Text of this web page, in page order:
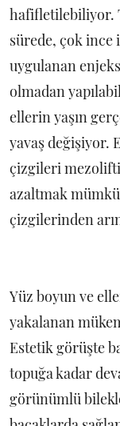
hafifletilebiliyor.
sürede, çok ince
uygulanan
olmadan
ellerin yaşın
yavaş değişiyor.
çizgileri
azaltmak
çizgilerinden
Yüz boyun ve
yakalanan
Estetik görüşte
topuğa kadar
görünümlü